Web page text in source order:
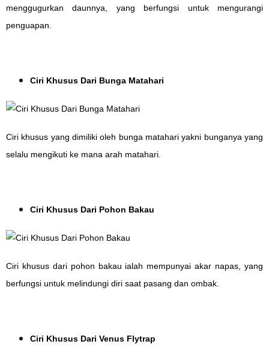
menggugurkan daunnya, yang berfungsi untuk mengurangi
penguapan.
Ciri Khusus Dari Bunga Matahari
Ciri khusus yang dimiliki oleh bunga matahari yakni bunganya yang
selalu mengikuti ke mana arah matahari.
Ciri Khusus Dari Pohon Bakau
Ciri khusus dari pohon bakau ialah mempunyai akar napas, yang
berfungsi untuk melindungi diri saat pasang dan ombak.
Ciri Khusus Dari Venus Flytrap